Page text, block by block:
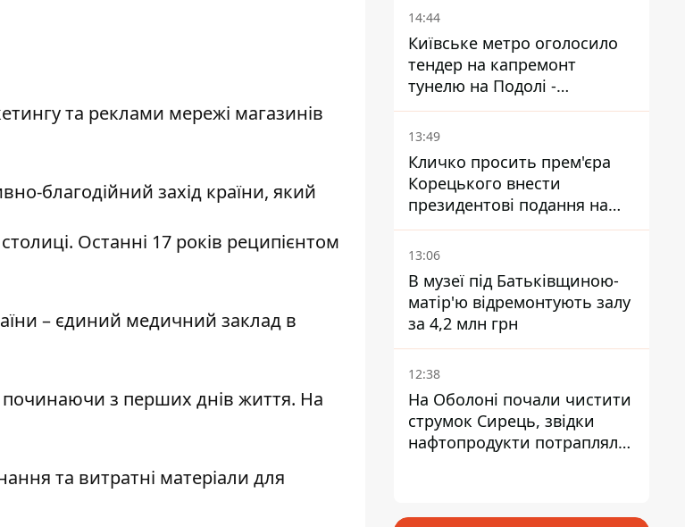
та реклами мережі магазинів
благодійний захід країни, який
Останні 17 років реципієнтом
– єдиний медичний заклад в
починаючи з перших днів життя. На
та витратні матеріали для
14:44
Київське метро оголосило
тендер на капремонт
тунелю на Подолі -
триватиме майже два роки
13:49
Кличко просить прем'єра
Корецького внести
президентові подання на
звільнення володаря
Троєщини Бахматова
13:06
В музеї під Батьківщиною-
матір'ю відремонтують залу
за 4,2 млн грн
12:38
На Оболоні почали чистити
струмок Сирець, звідки
нафтопродукти потрапляли